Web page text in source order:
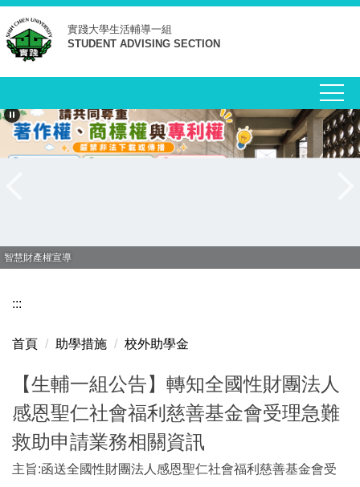
跳
到
主
要
容
區
實踐大學生活輔導一組
STUDENT ADVISING SECTION
智慧財產權宣導
:::
首頁 助學措施 校外助學金
【生輔一組公告】轉知全國性財團法人
感恩聖仁社會福利慈善基金會受理急難
救助申請業務相關資訊
主旨:函送全國性財團法人感恩聖仁社會福利慈善基金會受